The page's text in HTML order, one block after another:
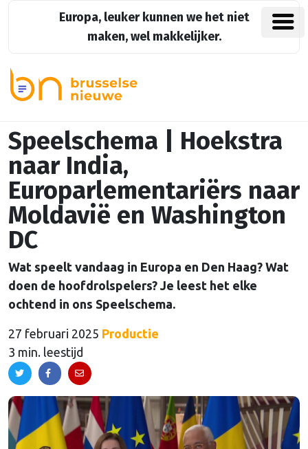
Europa, leuker kunnen we het niet
maken, wel makkelijker.
Speelschema | Hoekstra
naar India,
Europarlementariërs naar
Moldavië en Washington
DC
Wat speelt vandaag in Europa en Den Haag? Wat
doen de hoofdrolspelers? Je leest het elke
ochtend in ons Speelschema.
27 februari 2025 Productie
3 min. leestijd